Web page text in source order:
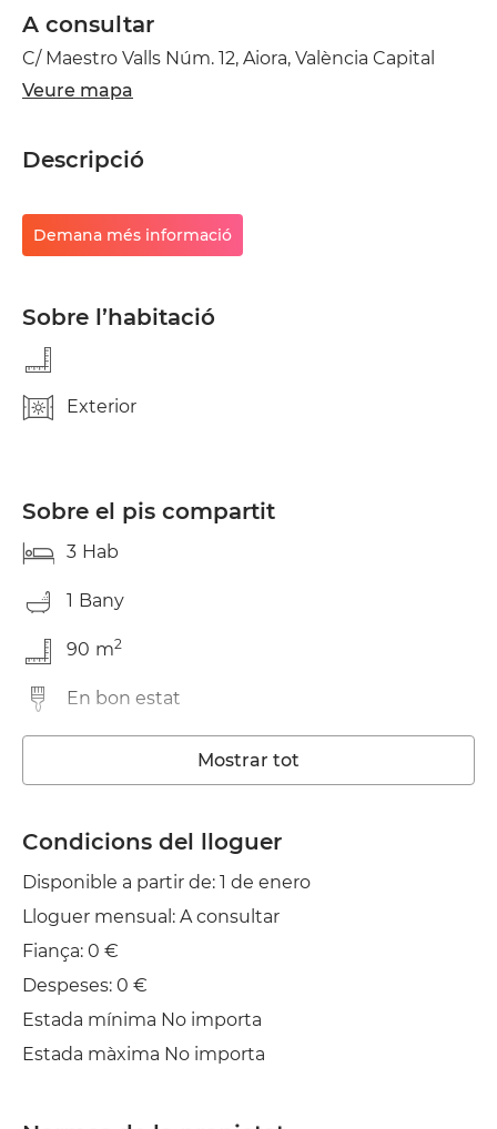
A consultar
C/ Maestro Valls Núm. 12, Aiora, València Capital
Veure mapa
Descripció
Demana més informació
Sobre l’habitació
Exterior
Sobre el pis compartit
3 Hab
1 Bany
90 m2
En bon estat
Mostrar tot
Condicions del lloguer
Disponible a partir de: 1 de enero
Lloguer mensual: A consultar
Fiança: 0 €
Despeses: 0 €
Estada mínima No importa
Estada màxima No importa